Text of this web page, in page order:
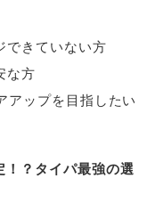
できていない方
な方
アップを目指したい
？タイパ最強の選